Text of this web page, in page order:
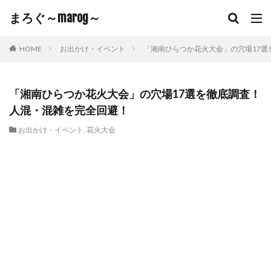
まろぐ～marog～
HOME お出かけ・イベント 「湘南ひらつか花火大会」の穴場17
「湘南ひらつか花火大会」の穴場17選を徹底調査！
人混・混雑を完全回避！
お出かけ・イベント , 花火大会